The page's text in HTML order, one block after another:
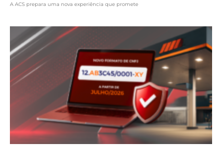
A ACS prepara uma nova experiência que promete